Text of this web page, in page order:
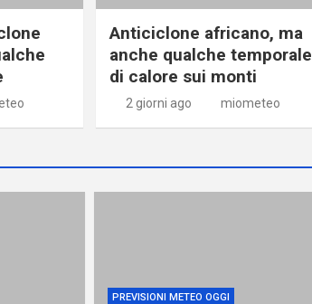
Anticiclone africano, ma
anche qualche temporale
di calore sui monti
2 giorni ago miometeo
PREVISIONI METEO OGGI